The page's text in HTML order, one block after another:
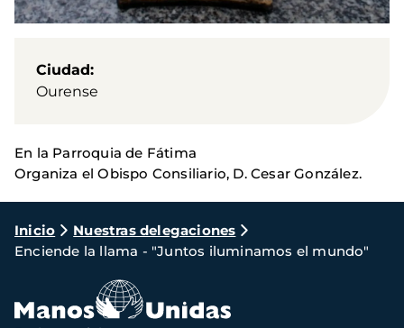
Ciudad
Ourense
En la Parroquia de Fátima
Organiza el Obispo Consiliario, D. Cesar González.
Ruta
de
navegación
Inicio
Nuestras delegaciones
Enciende la llama - "Juntos iluminamos el mundo"